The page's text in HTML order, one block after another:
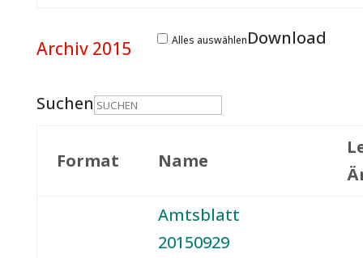
Alles auswählenDownload
Archiv 2015
Suchen
Format Name
Amtsblatt
20150929